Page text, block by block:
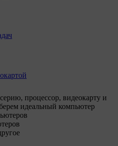
процессор, видеокарту и
идеальный компьютер